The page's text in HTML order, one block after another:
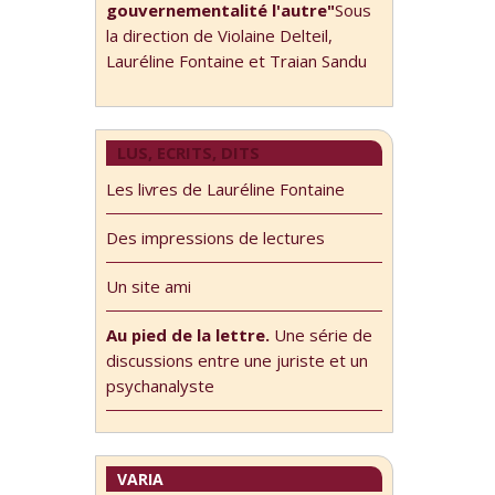
gouvernementalité l'autre"Sous
la direction de Violaine Delteil,
Lauréline Fontaine et Traian Sandu
LUS, ECRITS, DITS
Les livres de Lauréline Fontaine
Des impressions de lectures
Un site ami
Au pied de la lettre. Une série de
discussions entre une juriste et un
psychanalyste
VARIA